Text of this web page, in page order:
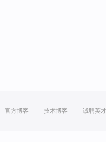
官方博客 技术博客 诚聘英才